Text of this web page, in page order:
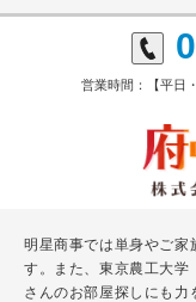
営業時間：【平日
明星商事では単身やご家
す。また、東京農工大学
さんのお部屋探しにも